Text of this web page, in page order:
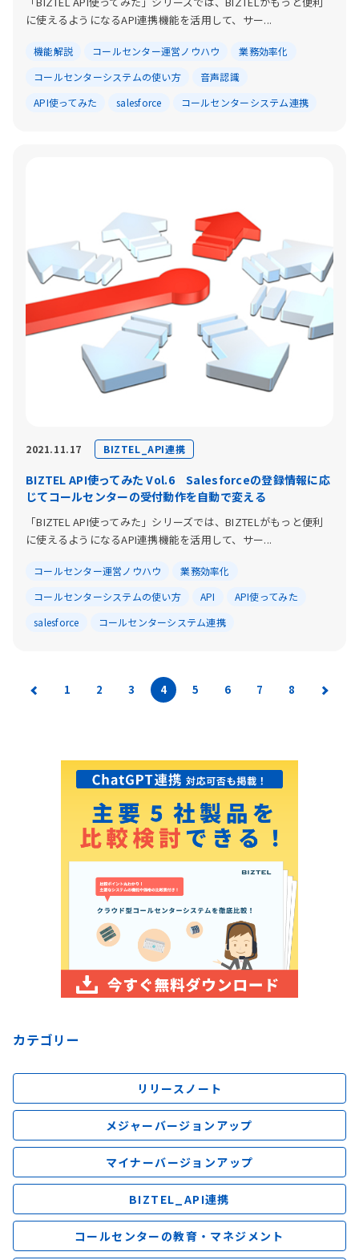
に使えるようになるAPI連携機能を活用して、サー...
機能解説 コールセンター運営ノウハウ
業務効率化
コールセンターシステムの使い方
音声認識
API使ってみた
salesforce コールセンターシステム連携
2021.11.17 BIZTEL_API連携
BIZTEL API使ってみた Vol.6 Salesforceの登録情報に応
じてコールセンターの受付動作を自動で変える
「BIZTEL API使ってみた」シリーズでは、BIZTELがもっと便利
に使えるようになるAPI連携機能を活用して、サー...
コールセンター運営ノウハウ
業務効率化
コールセンターシステムの使い方
API
API使ってみた
salesforce
コールセンターシステム連携
1 2 3 4 5 6 7 8
カテゴリー
リリースノート
メジャーバージョンアップ
マイナーバージョンアップ
BIZTEL_API連携
コールセンターの教育・マネジメント